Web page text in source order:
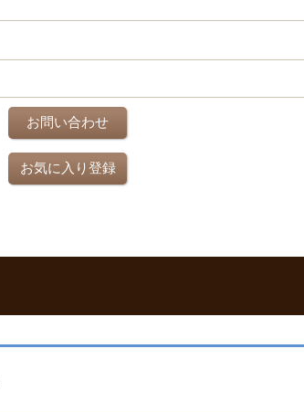
お問い合わせ
お気に入り登録